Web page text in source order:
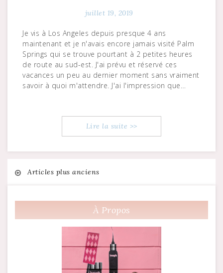
juillet 19, 2019
Je vis à Los Angeles depuis presque 4 ans
maintenant et je n'avais encore jamais visité Palm
Springs qui se trouve pourtant à 2 petites heures
de route au sud-est. J'ai prévu et réservé ces
vacances un peu au dernier moment sans vraiment
savoir à quoi m'attendre. J'ai l'impression que…
Lire la suite >>
Navigation
des
articles
Articles plus anciens
À Propos